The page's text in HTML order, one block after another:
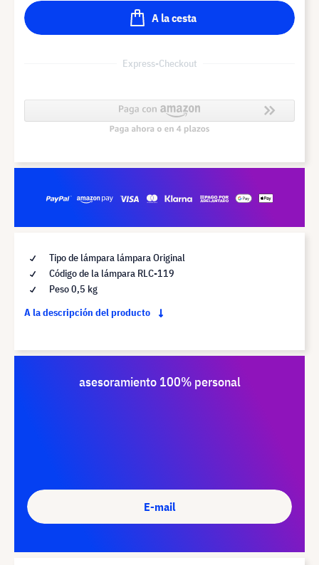
A la cesta
Express-Checkout
Tipo de lámpara lámpara Original
Código de la lámpara RLC-119
Peso 0,5 kg
A la descripción del producto
asesoramiento 100% personal
E-mail